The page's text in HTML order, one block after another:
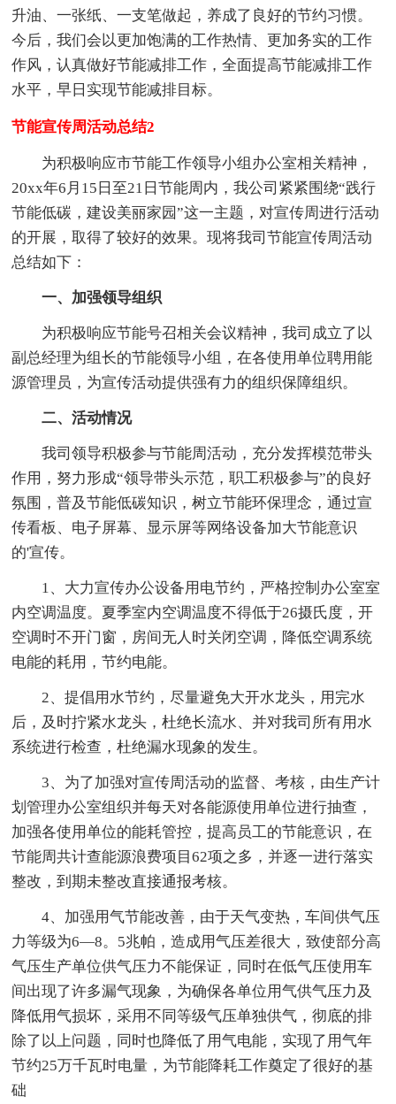
升油、一张纸、一支笔做起，养成了良好的节约习惯。
今后，我们会以更加饱满的工作热情、更加务实的工作
作风，认真做好节能减排工作，全面提高节能减排工作
水平，早日实现节能减排目标。
节能宣传周活动总结2
为积极响应市节能工作领导小组办公室相关精神，
20xx年6月15日至21日节能周内，我公司紧紧围绕“践行
节能低碳，建设美丽家园”这一主题，对宣传周进行活动
的开展，取得了较好的效果。现将我司节能宣传周活动
总结如下：
一、加强领导组织
为积极响应节能号召相关会议精神，我司成立了以
副总经理为组长的节能领导小组，在各使用单位聘用能
源管理员，为宣传活动提供强有力的组织保障组织。
二、活动情况
我司领导积极参与节能周活动，充分发挥模范带头
作用，努力形成“领导带头示范，职工积极参与”的良好
氛围，普及节能低碳知识，树立节能环保理念，通过宣
传看板、电子屏幕、显示屏等网络设备加大节能意识
的'宣传。
1、大力宣传办公设备用电节约，严格控制办公室室
内空调温度。夏季室内空调温度不得低于26摄氏度，开
空调时不开门窗，房间无人时关闭空调，降低空调系统
电能的耗用，节约电能。
2、提倡用水节约，尽量避免大开水龙头，用完水
后，及时拧紧水龙头，杜绝长流水、并对我司所有用水
系统进行检查，杜绝漏水现象的发生。
3、为了加强对宣传周活动的监督、考核，由生产计
划管理办公室组织并每天对各能源使用单位进行抽查，
加强各使用单位的能耗管控，提高员工的节能意识，在
节能周共计查能源浪费项目62项之多，并逐一进行落实
整改，到期未整改直接通报考核。
4、加强用气节能改善，由于天气变热，车间供气压
力等级为6—8。5兆帕，造成用气压差很大，致使部分高
气压生产单位供气压力不能保证，同时在低气压使用车
间出现了许多漏气现象，为确保各单位用气供气压力及
降低用气损坏，采用不同等级气压单独供气，彻底的排
除了以上问题，同时也降低了用气电能，实现了用气年
节约25万千瓦时电量，为节能降耗工作奠定了很好的基
础